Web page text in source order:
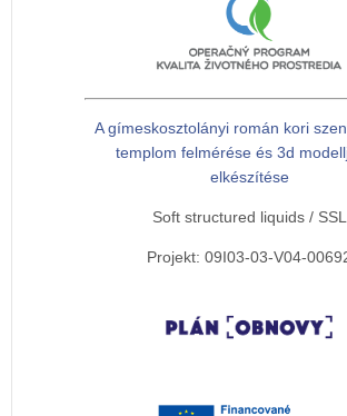
A gímeskosztolányi román kori
templom felmérése és 3d
elkészítése
Soft structured liquids / SSL
Projekt: 09I03-03-V04-